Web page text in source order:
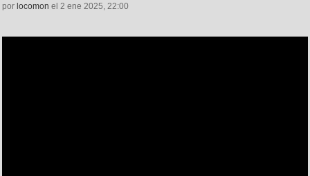
por locomon el 2 ene 2025, 22:00